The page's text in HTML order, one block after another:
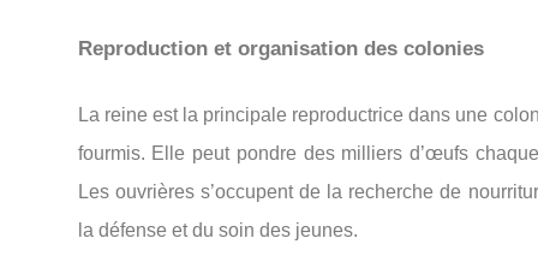
Reproduction et organisation des colonies
La reine est la principale reproductrice dans une
fourmis. Elle peut pondre des milliers d’œufs
Les ouvrières s’occupent de la recherche de
la défense et du soin des jeunes.